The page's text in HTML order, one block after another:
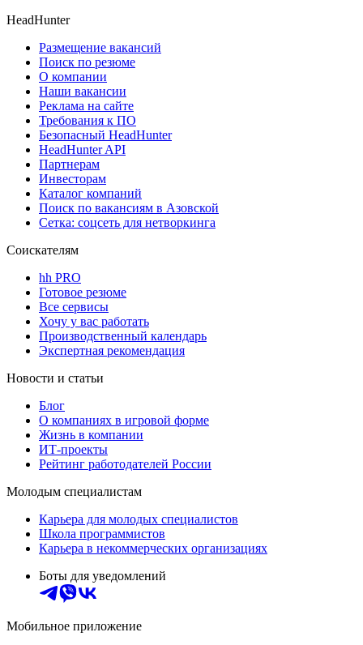
HeadHunter
Размещение вакансий
Поиск по резюме
О компании
Наши вакансии
Реклама на сайте
Требования к ПО
Безопасный HeadHunter
HeadHunter API
Партнерам
Инвесторам
Каталог компаний
Поиск по вакансиям в Азовской
Сетка: соцсеть для нетворкинга
Соискателям
hh PRO
Готовое резюме
Все сервисы
Хочу у вас работать
Производственный календарь
Экспертная рекомендация
Новости и статьи
Блог
О компаниях в игровой форме
Жизнь в компании
ИТ-проекты
Рейтинг работодателей России
Молодым специалистам
Карьера для молодых специалистов
Школа программистов
Карьера в некоммерческих организациях
Боты для уведомлений
Мобильное приложение